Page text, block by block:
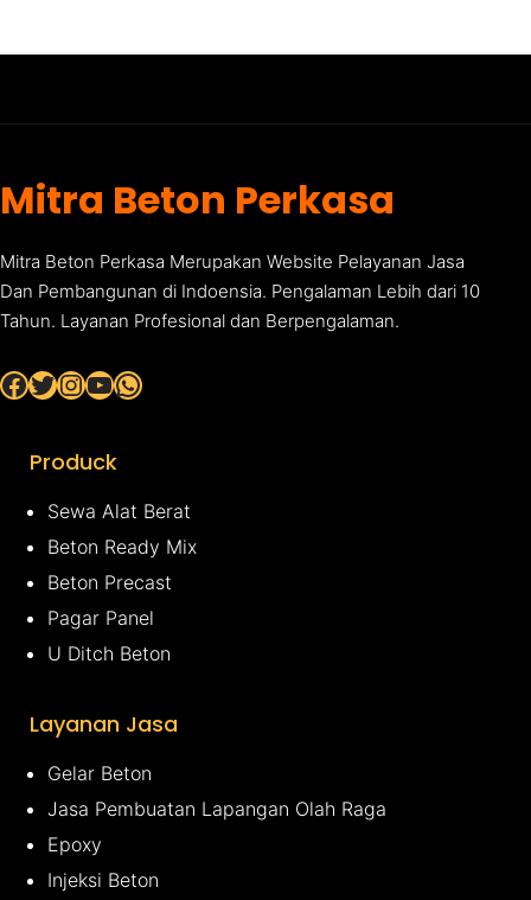
Mitra Beton Perkasa
Mitra Beton Perkasa Merupakan Website Pelayanan Jasa
Dan Pembangunan di Indoensia. Pengalaman Lebih dari 10
Tahun. Layanan Profesional dan Berpengalaman.
Facebook Twitter InstagramYouTube WhatsApp
Produck
Sewa Alat Berat
Beton Ready Mix
Beton Precast
Pagar Panel
U Ditch Beton
Layanan Jasa
Gelar Beton
Jasa Pembuatan Lapangan Olah Raga
Epoxy
Injeksi Beton